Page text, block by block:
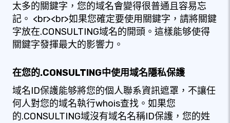
太多的關鍵字，您的域名會變得很普通且容易忘
記。 <br><br>如果您確定要使用關鍵字，請將關鍵
字放在.CONSULTING域名的開頭。這樣能够使得
關鍵字發揮最大的影響力。
在您的.CONSULTING中使用域名隱私保護
域名ID保護能够將您的個人聯系資訊遮罩，不讓任
何人對您的域名執行whois查找。如果您
的.CONSULTING域沒有域名名稱ID保護，您的姓